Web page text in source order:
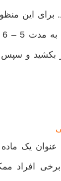
این منظور
بکشید و سپس
عنوان یک
افراد